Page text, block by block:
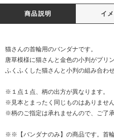
商品説明 イ
猫さんの首輪用のバンダナです。
唐草模様に猫さんと金色の小判がプリ
ふくふくした猫さんと小判の組み合わ
※１点１点、柄の出方が異なります。
※見本とまったく同じものはありません
※柄のご指定は承れませんので、ご了承
※※【バンダナのみ】の商品です。首輪